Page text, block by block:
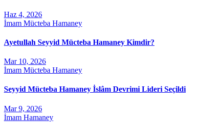
Haz 4, 2026
İmam Mücteba Hamaney
Ayetullah Seyyid Mücteba Hamaney Kimdir?
Mar 10, 2026
İmam Mücteba Hamaney
Seyyid Mücteba Hamaney İslâm Devrimi Lideri Seçildi
Mar 9, 2026
İmam Hamaney